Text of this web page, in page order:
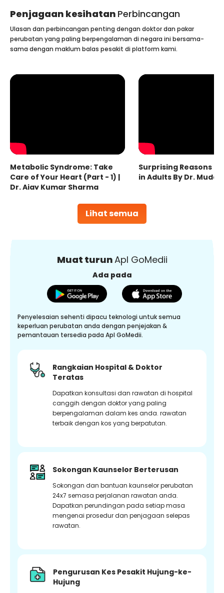
Penjagaan kesihatan Perbincangan
Lihat semua
Ulasan dan perbincangan penting dengan doktor dan pakar
perubatan yang paling berpengalaman di negara ini bersama-
sama dengan maklum balas pesakit di platform kami.
Metabolic Syndrome: Take
Care of Your Heart (Part - 1) |
Dr. Ajay Kumar Sharma
Surprising Reasons
in Adults By Dr.
Muat turunApl GoMedii
Ada pada
Penyelesaian sehenti dipacu teknologi untuk semua
keperluan perubatan anda dengan penjejakan &
pemantauan tersedia pada Apl GoMedii.
Rangkaian Hospital & Doktor
Teratas
Dapatkan konsultasi dan rawatan di hospital
canggih dengan doktor yang paling
berpengalaman dalam kes anda. rawatan
terbaik dengan kos yang berpatutan.
Sokongan Kaunselor Berterusan
Sokongan dan bantuan kaunselor perubatan
24x7 semasa perjalanan rawatan anda.
Dapatkan perundingan pada setiap masa
mengenai prosedur dan penjagaan selepas
rawatan.
Pengurusan Kes Pesakit Hujung-ke-
Hujung